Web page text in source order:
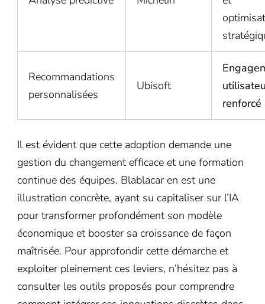
Recommandations
personnalisées
Ubisoft
renforcé
Il est évident que cette adoption demande une
gestion du changement efficace et une formation
continue des équipes. Blablacar en est une
illustration concrète, ayant su capitaliser sur l’IA
pour transformer profondément son modèle
économique et booster sa croissance de façon
maîtrisée. Pour approfondir cette démarche et
exploiter pleinement ces leviers, n’hésitez pas à
consulter les outils proposés pour comprendre